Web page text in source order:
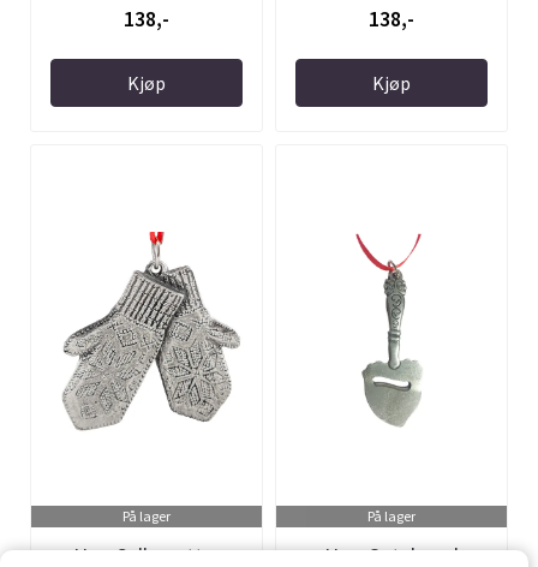
138,-
Kjøp
138,-
Kjøp
På lager
Uro, Selbuvotter
På lager
Uro, Ostehøvel